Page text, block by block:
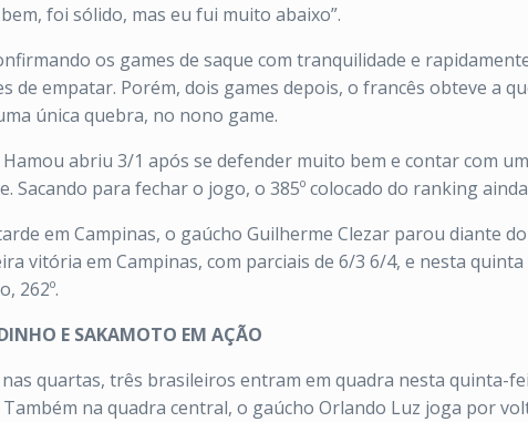
foi sólido, mas eu fui muito abaixo”.
os games de saque com tranquilidade e
de empatar. Porém, dois games depois, o francês obteve a
única quebra, no nono game.
Hamou abriu 3/1 após se defender muito bem e contar com
Sacando para fechar o jogo, o 385º colocado do ranking
em Campinas, o gaúcho Guilherme Clezar parou diante
vitória em Campinas, com parciais de 6/3 6/4, e nesta
262º.
E SAKAMOTO EM AÇÃO
nas quartas, três brasileiros entram em quadra nesta
Também na quadra central, o gaúcho Orlando Luz joga por